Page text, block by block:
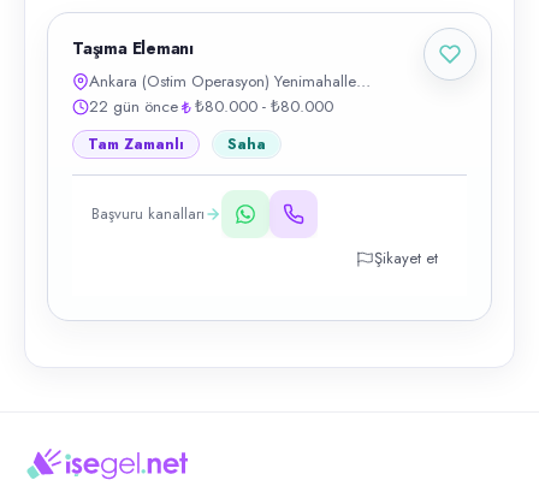
Taşıma Elemanı
Ankara (Ostim Operasyon) Yenimahalle
Türkiye
22 gün önce ₺80.000 - ₺80.000
Tam Zamanlı Saha
Başvuru kanalları
Şikayet et